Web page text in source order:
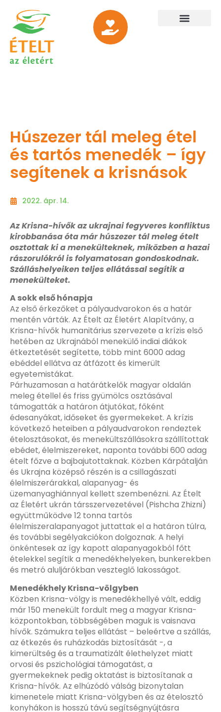
Húszezer tál meleg étel
és tartós menedék – így
segítenek a krisnások
2022. ápr. 14.
Az Krisna-hívők az ukrajnai fegyveres konfliktus
kirobbanása óta már húszezer tál meleg ételt
osztottak ki a menekülteknek, miközben a hazai
rászorulókról is folyamatosan gondoskodnak.
Szálláshelyeiken teljes ellátással segítik a
menekülteket.
A sokk első hónapja
Az első érkezőket a pályaudvarokon és a határ
mentén várták. Az Ételt az Életért Alapítvány, a
Krisna-hívők humanitárius szervezete a krízis első
hetében az Ukrajnából menekülő indiai diákok
étkeztetését segítette, több mint 6000 adag
ebéddel ellátva az átfázott és kimerült
egyetemistákat.
Párhuzamosan a határátkelők magyar oldalán
meleg étellel és friss gyümölcs osztásával
támogatták a határon átjutókat, főként
édesanyákat, időseket és gyermekeket. A krízis
következő heteiben a pályaudvarokon rendeztek
ételosztásokat, és menekültszállásokra szállítottak
ebédet, élelmiszereket, naponta további 600 adag
ételt főzve a bajbajutottaknak. Közben Kárpátalján
és Ukrajna középső részén is a csillagászati
élelmiszerárakkal, alapanyag- és
üzemanyaghiánnyal kellett szembenézni. Az Ételt
az Életért ukrán társszervezetével (Pishcha Zhizni)
együttműködve 12 tonna tartós
élelmiszeralapanyagot juttattak el a határon túlra,
és további segélyakciókon dolgoznak. A helyi
önkéntesek az így kapott alapanyagokból főtt
ételekkel segítik a menedékhelyeken, bunkerekben
és metró aluljárókban veszteglő lakosságot.
Menedékhely Krisna-völgyben
Közben Krisna-völgy is menedékhellyé vált, eddig
már 150 menekült fordult meg a magyar Krisna-
központokban, többségében maguk is vaisnava
hívők. Számukra teljes ellátást – beleértve a szállás,
az étkezés és ruházkodás biztosítását -, a
kimerültség és a traumatizált élethelyzet miatt
orvosi és pszichológiai támogatást, a
gyermekeknek pedig oktatást is biztosítanak a
Krisna-hívők. Az elhúzódó válság bizonytalan
kimenetele miatt Krisna-völgyben és az ételosztó
konyhákon is hosszú távú segítségnyújtásra